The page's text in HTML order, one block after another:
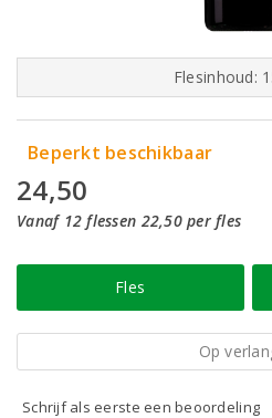
Flesinhoud:
Beperkt beschikbaar
24,50
Vanaf 12 flessen 22,50 per fles
Fles
Op
Schrijf als eerste een beoordeling